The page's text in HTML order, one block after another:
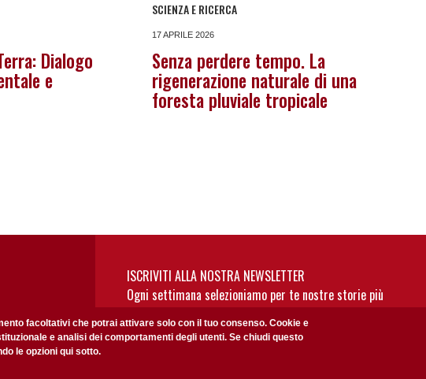
Dialogo
e
SCIENZA E RICERCA
17 APRILE 2026
Senza perdere tempo. La
rigenerazione naturale di una
foresta pluviale tropicale
ISCRIVITI ALLA NOSTRA NEWSLETTER
Ogni settimana selezioniamo per te nostre storie più
rilevanti: non perderti gli aggiornamenti della nostra
newsletter
facoltativi che potrai attivare solo con il tuo consenso. Cookie e
e analisi dei comportamenti degli utenti. Se chiudi questo
le opzioni qui sotto.